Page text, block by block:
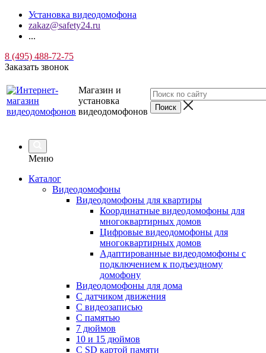
Установка видеодомофона
zakaz@safety24.ru
...
8 (495) 488-72-75
Заказать звонок
Магазин и
установка
видеодомофонов
Меню
Каталог
Видеодомофоны
Видеодомофоны для квартиры
Координатные видеодомофоны для
многоквартирных домов
Цифровые видеодомофоны для
многоквартирных домов
Адаптированные видеодомофоны с
подключением к подъездному
домофону
Видеодомофоны для дома
С датчиком движения
С видеозаписью
C памятью
7 дюймов
10 и 15 дюймов
С SD картой памяти